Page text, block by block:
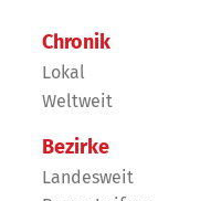
Chronik
Lokal
Weltweit
Bezirke
Landesweit